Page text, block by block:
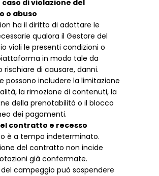
caso di violazione del
o abuso
ha il diritto di adottare le
qualora il Gestore del
violi le presenti condizioni o
in modo tale da
rischiare di causare, danni.
possono includere la limitazione
la rimozione di contenuti, la
della prenotabilità o il blocco
dei pagamenti.
contratto e recesso
è a tempo indeterminato.
del contratto non incide
già confermate.
campeggio può sospendere